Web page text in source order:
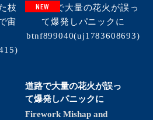
NEW
道路で大量の花火が誤っ
て爆発しパニックに
Firework Mishap and